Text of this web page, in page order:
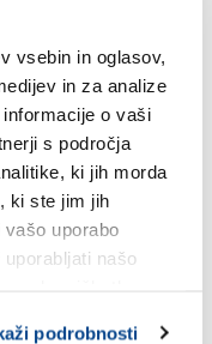
vsebin in oglasov,
in za analize
o vaši
s področja
ki jih morda
ki ste jim jih
uporabo
našo
podrobnosti
na Darsu
naklonjeni, zdaj
ki ne ruši
sistema
omrežju
narave in je
med Koprom in